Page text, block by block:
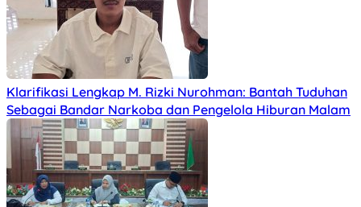
Klarifikasi Lengkap M. Rizki Nurohman: Bantah Tuduhan
Sebagai Bandar Narkoba dan Pengelola Hiburan Malam